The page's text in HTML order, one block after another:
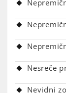
Nesreče
Nevidni